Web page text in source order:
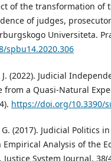
of the transformation of
of judges,
Universiteta.
spbu14.2020.306
J. (2022). Judicial
from a Quasi-Natural
https://doi.org/10.3390/
(2017). Judicial Politics in
Analysis of the
System Journal,